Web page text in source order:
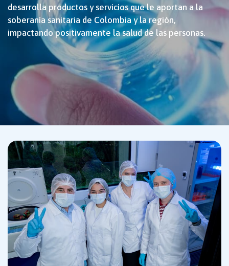
desarrolla productos y servicios que le aportan a la
soberanía sanitaria de Colombia y la región,
impactando positivamente la salud de las personas.